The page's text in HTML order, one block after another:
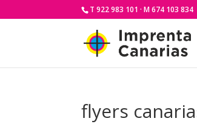
T 922 983 101 · M 674 103 834
flyers